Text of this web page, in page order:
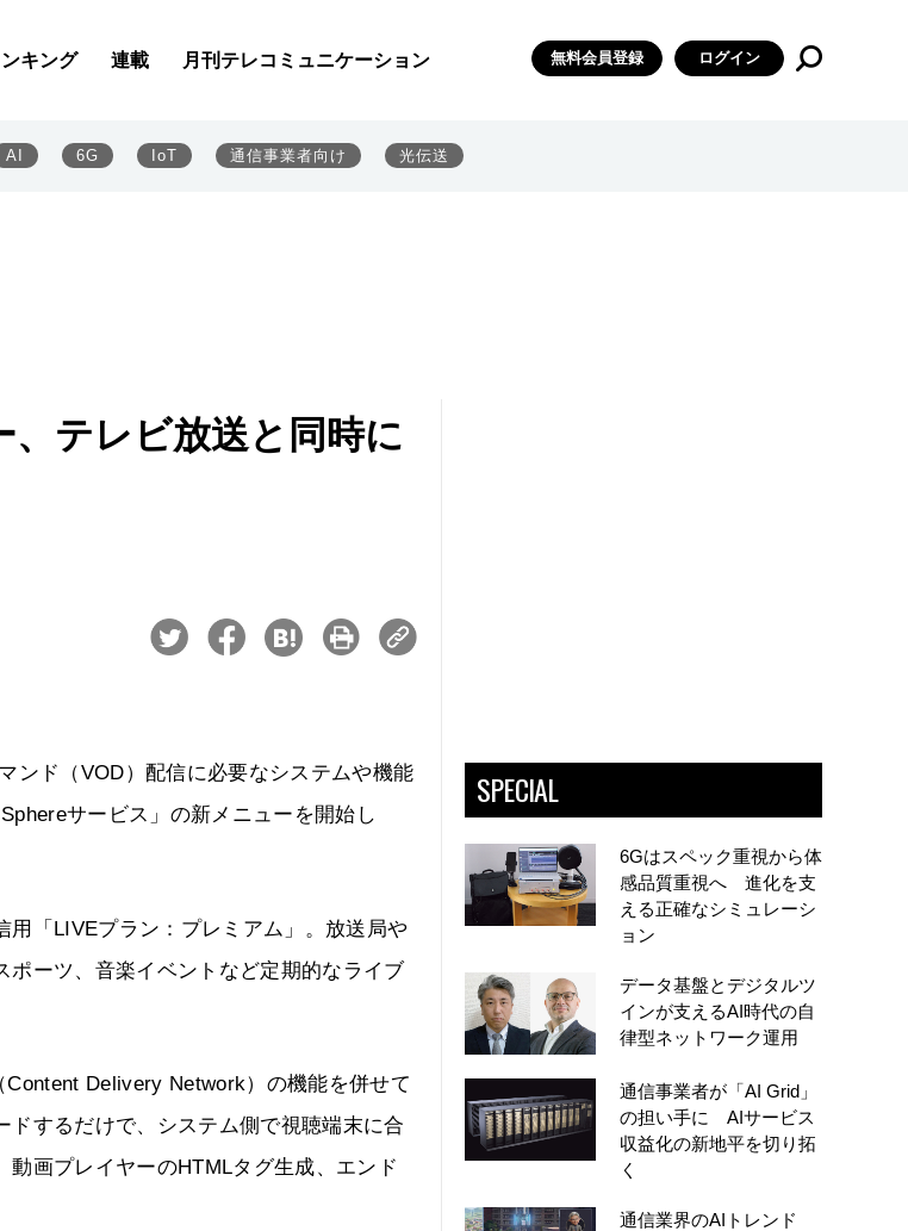
キング 連載 月刊テレコミュニケーション 無料会員登録 ログイン
AI 6G IoT 通信事業者向け 光伝送
テレビ放送と同時に
ンド（VOD）配信に必要なシステムや機能
サービス」の新メニューを開始し
「LIVEプラン：プレミアム」。放送局や
ーツ、音楽イベントなど定期的なライブ
Delivery Network）の機能を併せて
するだけで、システム側で視聴端末に合
画プレイヤーのHTMLタグ生成、エンド
SPECIAL
6Gはスペック重視から体
感品質重視へ 進化を支
える正確なシミュレーシ
ョン
データ基盤とデジタルツ
インが支えるAI時代の自
律型ネットワーク運用
通信事業者が「AI Grid」
の担い手に AIサービス
収益化の新地平を切り拓
く
通信業界のAIトレンド